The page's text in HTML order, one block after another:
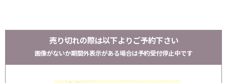
売り切れの際は以下よりご予約下さい
画像がないか期間外表示がある場合は予約受付停止中です